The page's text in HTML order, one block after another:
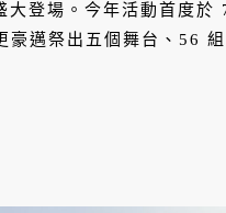
大登場。今年活動首度於
豪邁祭出五個舞台、56 組